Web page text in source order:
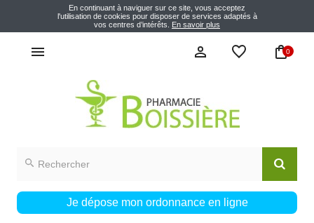
En continuant à naviguer sur ce site, vous acceptez
l'utilisation de cookies pour disposer de services adaptés à
vos centres d’intérêts. En savoir plus
0
Je dépose mon ordonnance en ligne